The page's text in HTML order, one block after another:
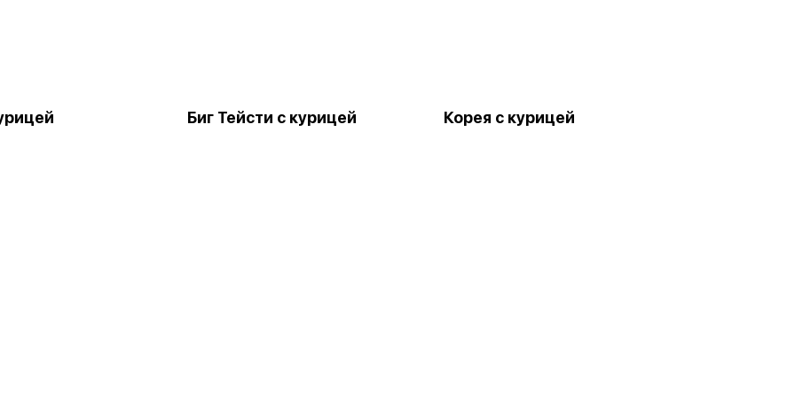
Биг Тейсти с курицей Корея с курицей